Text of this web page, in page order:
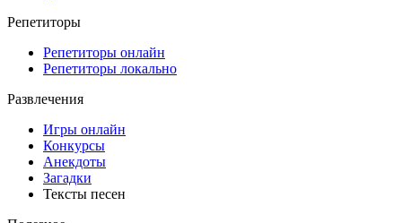
Репетиторы
Репетиторы онлайн
Репетиторы локально
Развлечения
Игры онлайн
Конкурсы
Анекдоты
Загадки
Тексты песен